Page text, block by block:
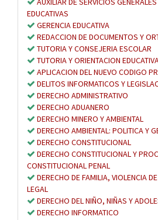
EDUCATIVAS
GERENCIA EDUCATIVA
REDACCION DE DOCUMENTOS Y
TUTORIA Y CONSEJERIA ESCOLAR
TUTORIA Y ORIENTACION
APLICACION DEL NUEVO CODIGO
DELITOS INFORMATICOS Y
DERECHO ADMINISTRATIVO
DERECHO ADUANERO
DERECHO MINERO Y AMBIENTAL
DERECHO AMBIENTAL: POLITICA Y
DERECHO CONSTITUCIONAL
DERECHO CONSTITUCIONAL Y
CONSTITUCIONAL PENAL
DERECHO DE FAMILIA, VIOLENCIA
LEGAL
DERECHO DEL NIÑO, NIÑAS Y
DERECHO INFORMATICO